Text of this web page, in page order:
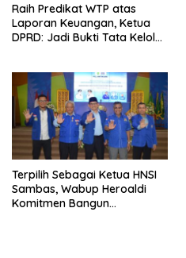
Raih Predikat WTP atas
Laporan Keuangan, Ketua
DPRD: Jadi Bukti Tata Kelola
Terpilih Sebagai Ketua HNSI
Sambas, Wabup Heroaldi
Komitmen Bangun